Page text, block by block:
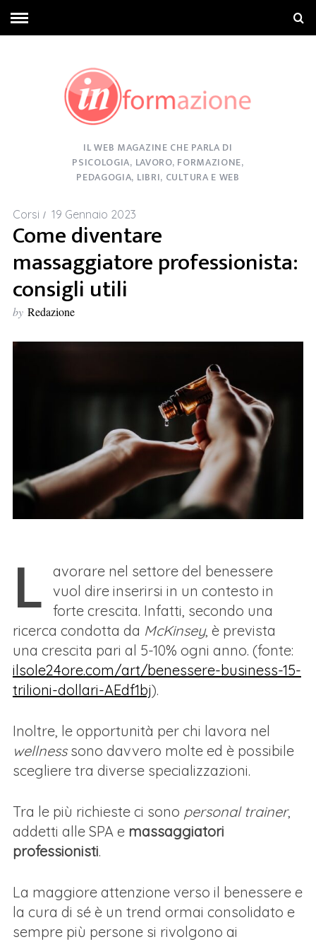
IL WEB MAGAZINE CHE PARLA DI
PSICOLOGIA, LAVORO, FORMAZIONE,
PEDAGOGIA, LIBRI, CULTURA E WEB
Corsi 19 Gennaio 2023
Come diventare
massaggiatore professionista:
consigli utili
by Redazione
L
avorare nel settore del benessere
vuol dire inserirsi in un contesto in
forte crescita. Infatti, secondo una
ricerca condotta da McKinsey, è prevista
una crescita pari al 5-10% ogni anno. (fonte:
ilsole24ore.com/art/benessere-business-15-
trilioni-dollari-AEdf1bj).
Inoltre, le opportunità per chi lavora nel
wellnesssono davvero molte ed è possibile
scegliere tra diverse specializzazioni.
Tra le più richieste ci sono personal trainer,
addetti alle SPA e massaggiatori
professionisti.
La maggiore attenzione verso il benessere e
la cura di sé è un trend ormai consolidato e
sempre più persone si rivolgono ai